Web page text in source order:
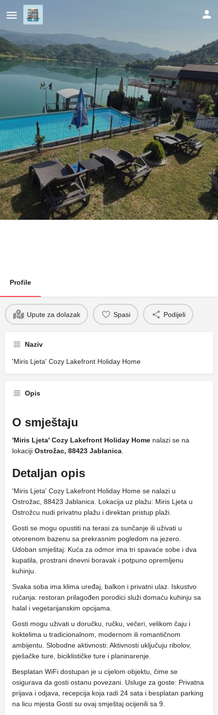
'Miris Ljeta' Cozy Lakefront Holiday
Home
Profile
Upute za dolazak Spasi Podijeli
Naziv
'Miris Ljeta' Cozy Lakefront Holiday Home
Opis
O smještaju
'Miris Ljeta' Cozy Lakefront Holiday Home nalazi se na
lokaciji Ostrožac, 88423 Jablanica
Detaljan opis
'Miris Ljeta' Cozy Lakefront Holiday Home se nalazi u
Ostrožac, 88423 Jablanica. Lokacija uz plažu: Miris Ljeta u
Ostrožcu nudi privatnu plažu i direktan pristup plaži.
Gosti se mogu opustiti na terasi za sunčanje ili uživati ​​u
otvorenom bazenu sa prekrasnim pogledom na jezero.
Udoban smještaj: Kuća za odmor ima tri spavaće sobe i dva
kupatila, prostrani dnevni boravak i potpuno opremljenu
kuhinju.
Svaka soba ima klima uređaj, balkon i privatni ulaz. Iskustvo
ručanja: restoran prilagođen porodici služi domaću kuhinju sa
halal i vegetarijanskim opcijama.
Gosti mogu uživati ​​u doručku, ručku, večeri, velikom čaju i
koktelima u tradicionalnom, modernom ili romantičnom
ambijentu. Slobodne aktivnosti: Aktivnosti uključuju ribolov,
pješačke ture, biciklističke ture i planinarenje.
Besplatan WiFi dostupan je u cijelom objektu, čime se
osigurava da gosti ostanu povezani. Usluge za goste: Privatna
prijava i odjava, recepcija koja radi 24 sata i besplatan parking
na licu mjesta Gosti su ovaj smještaj ocijenili sa 9.